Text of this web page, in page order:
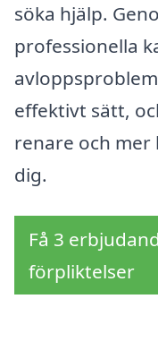
söka hjälp.
professionella
effektivt sätt,
renare och
dig.
Få 3
förpliktelser